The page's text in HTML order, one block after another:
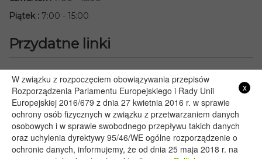
Piątek: 7:00 - 15:00
Przydatne linki
Starostwo Powiatowe we Włodawie
Lubelski Urząd Wojewódzki w Lublinie
Urząd Marszałkowski Województwa Lubelskiego w Lublinie
Serwis Rzeczypospolitej Polskiej
PGE – Planowane wyłączenia prądu
Poczta E-mail
x
W związku z rozpoczęciem obowiązywania przepisów
Rozporządzenia Parlamentu Europejskiego i Rady Unii
Europejskiej 2016/679 z dnia 27 kwietnia 2016 r. w sprawie
ochrony osób fizycznych w związku z przetwarzaniem danych
osobowych i w sprawie swobodnego przepływu takich danych
oraz uchylenia dyrektywy 95/46/WE ogólne rozporządzenie o
ochronie danych, informujemy, że od dnia 25 maja 2018 r. na